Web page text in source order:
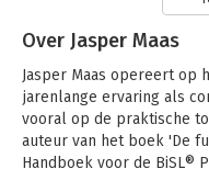
Over Jasper Maas
Jasper Maas opereert op
jarenlange ervaring als
vooral op de praktische
auteur van het boek 'De
Handboek voor de BiSL®